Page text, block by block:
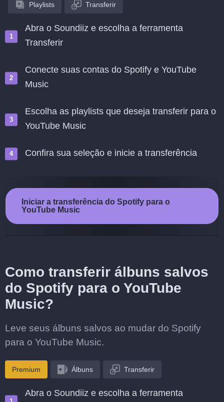
Playlists Transferir
Abra o Soundiiz e escolha a ferramenta
Transferir
Conecte suas contas do Spotify e YouTube
Music
Escolha as playlists que deseja transferir para o
YouTube Music
Confira sua seleção e inicie a transferência
Iniciar a transferência do Spotify para o
YouTube Music
Como transferir álbuns salvos
do Spotify para o YouTube
Music?
Leve seus álbuns salvos ao mudar do Spotify
para o YouTube Music.
Premium Álbuns Transferir
Abra o Soundiiz e escolha a ferramenta